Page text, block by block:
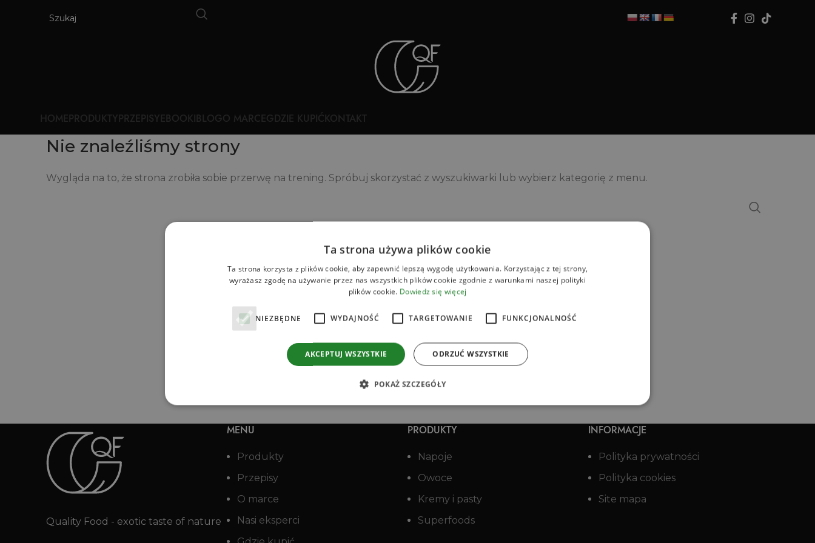
HOMEPRODUKTYPRZEPISYEBOOKIBLOGO MARCEGDZIE KUPIĆKONTAKT
Nie znaleźliśmy strony
Wygląda na to, że strona zrobiła sobie przerwę na trening. Spróbuj skorzystać z wyszukiwarki lub wybierz kategorię z menu.
Quality Food - exotic taste of nature
MENU
Produkty
Przepisy
O marce
Nasi eksperci
PRODUKTY
Napoje
Owoce
Kremy i pasty
Superfoods
INFORMACJE
Polityka prywatności
Polityka cookies
Site mapa
Ta strona używa plików cookie
Ta strona korzysta z plików cookie, aby zapewnić lepszą wygodę użytkowania. Korzystając z tej strony,
wyrażasz zgodę na używanie przez nas wszystkich plików cookie zgodnie z warunkami naszej polityki
plików cookie. Dowiedz się więcej
NIEZBĘDNE WYDAJNOŚĆ TARGETOWANIE FUNKCJONALNOŚĆ
AKCEPTUJ WSZYSTKIE ODRZUĆ WSZYSTKIE
POKAŻ SZCZEGÓŁY